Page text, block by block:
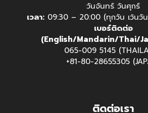
วันจันทร์ วันศุกร์
เวลา: 09:30 – 20:00 (ทุกวัน เว้น
เบอร์ติดต่อ
(English/Mandarin/Thai/
065-009 5145
+81-80-28655305
ติดต่อเรา